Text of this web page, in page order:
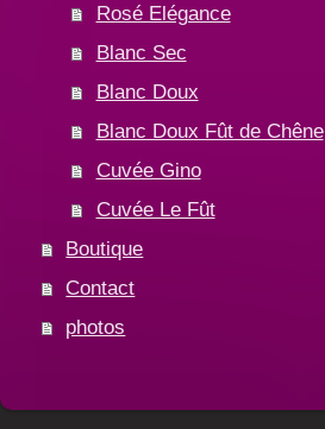
Rosé Elégance
Blanc Sec
Blanc Doux
Blanc Doux Fût de Chêne
Cuvée Gino
Cuvée Le Fût
Boutique
Contact
photos